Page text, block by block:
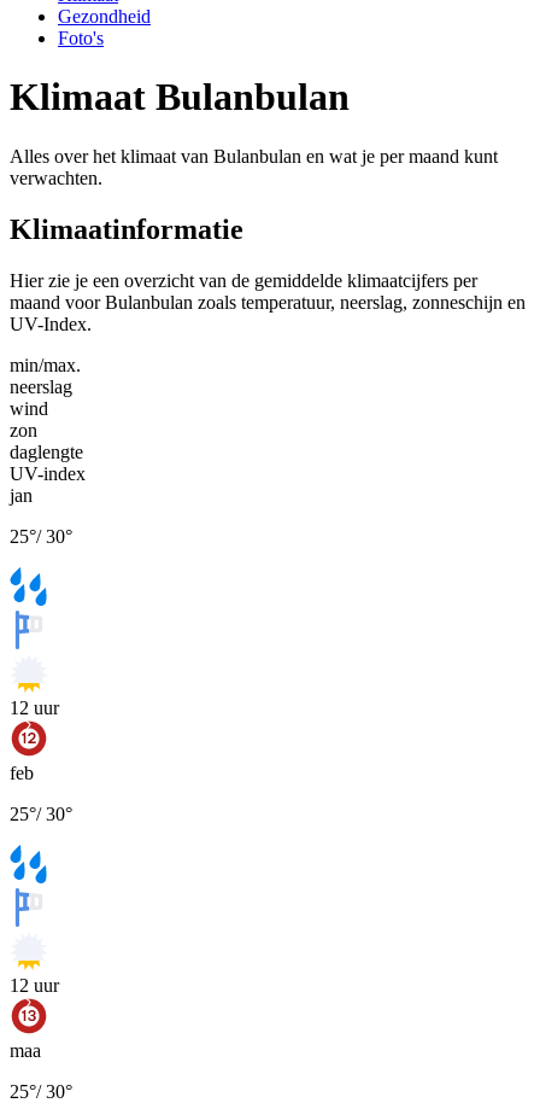
Gezondheid
Foto's
Klimaat Bulanbulan
Alles over het klimaat van Bulanbulan en wat je per maand kunt
verwachten.
Klimaatinformatie
Hier zie je een overzicht van de gemiddelde klimaatcijfers per
maand voor Bulanbulan zoals temperatuur, neerslag, zonneschijn en
UV-Index.
min/max.
neerslag
wind
zon
daglengte
UV-index
jan
25°/30°
12 uur
feb
25°/30°
12 uur
maa
25°/30°